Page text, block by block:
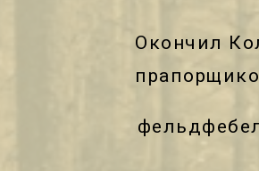
Окончил